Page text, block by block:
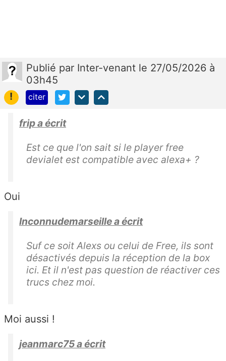
Publié par Inter-venant le 27/05/2026 à
03h45
!
citer
frip a écrit
Est ce que l'on sait si le player free
devialet est compatible avec alexa+ ?
Oui
Inconnudemarseille a écrit
Suf ce soit Alexs ou celui de Free, ils sont
désactivés depuis la réception de la box
ici. Et il n'est pas question de réactiver ces
trucs chez moi.
Moi aussi !
jeanmarc75 a écrit